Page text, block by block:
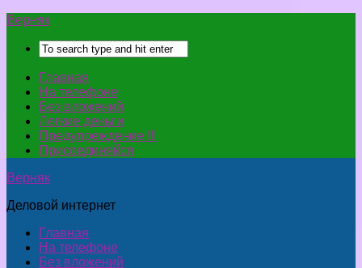
Верняк
Главная
На телефоне
Без вложений
Легкие деньги
Предупреждение !!!
Присоединяйся
Верняк
Деловой интернет
Главная
На телефоне
Без вложений